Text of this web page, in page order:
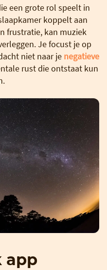
een grote rol speelt in
koppelt aan
frustratie, kan muziek
Je focust je op
niet naar je negatieve
rust die ontstaat kun
app